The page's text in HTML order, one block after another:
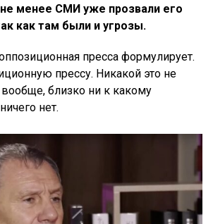
менее СМИ уже прозвали его
как там были и угрозы.
пресса формулирует.
прессу. Никакой это не
близко ни к какому
нет.